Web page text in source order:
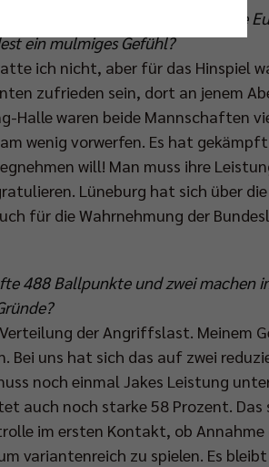
gegen Lüneburg etwas auf die
ein mulmiges Gefühl?
ich nicht, aber für das Hinspiel
zufrieden sein, dort an jenem
Halle waren beide Mannschaften
wenig vorwerfen. Es hat
will! Man muss ihre
Lüneburg hat sich über die
für die Wahrnehmung der
488 Ballpunkte und zwei machen
der Angriffslast. Meinem
Bei uns hat sich das auf zwei
noch einmal Jakes Leistung
auch noch starke 58 Prozent.
im ersten Kontakt, ob Annahme
variantenreich zu spielen. Es